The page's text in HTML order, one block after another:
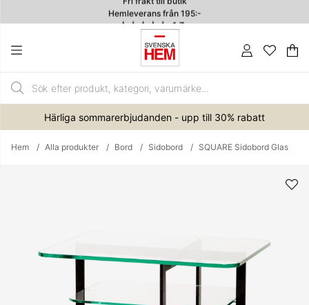
Hemleverans från 195:-
4.7
.
Härliga sommarerbjudanden - upp till 30% rabatt
Hem Alla produkter Bord Sidobord SQUARE Sidobord Glas